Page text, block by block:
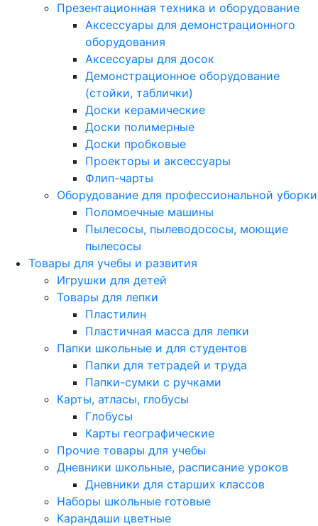
Презентационная техника и оборудование
Аксессуары для демонстрационного
оборудования
Аксессуары для досок
Демонстрационное оборудование
(стойки, таблички)
Доски керамические
Доски полимерные
Доски пробковые
Проекторы и аксессуары
Флип-чарты
Оборудование для профессиональной уборки
Поломоечные машины
Пылесосы, пылеводососы, моющие
пылесосы
Товары для учебы и развития
Игрушки для детей
Товары для лепки
Пластилин
Пластичная масса для лепки
Папки школьные и для студентов
Папки для тетрадей и труда
Папки-сумки с ручками
Карты, атласы, глобусы
Глобусы
Карты географические
Прочие товары для учебы
Дневники школьные, расписание уроков
Дневники для старших классов
Наборы школьные готовые
Карандаши цветные